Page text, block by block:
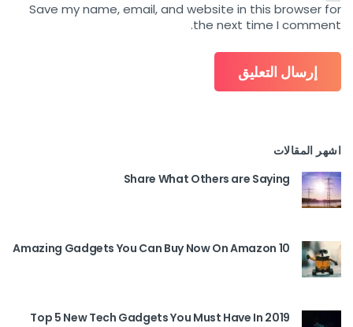
Save my name, email, and website in this browser for
the next time I comment.
اشهر المقالات
Share What Others are Saying
10 Amazing Gadgets You Can Buy Now On Amazon
Top 5 New Tech Gadgets You Must Have In 2019